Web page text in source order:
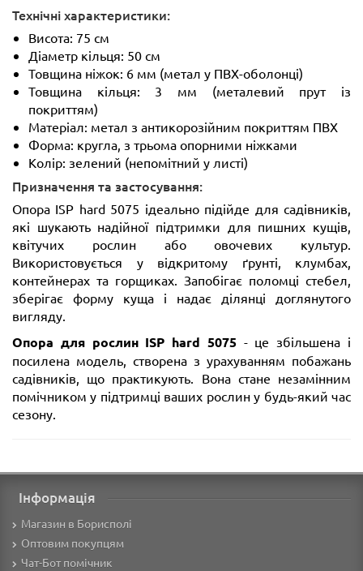
Технічні характеристики:
Висота: 75 см
Діаметр кільця: 50 см
Товщина ніжок: 6 мм (метал у ПВХ-оболонці)
Товщина кільця: 3 мм (металевий прут із
покриттям)
Матеріал: метал з антикорозійним покриттям ПВХ
Форма: кругла, з трьома опорними ніжками
Колір: зелений (непомітний у листі)
Призначення та застосування:
Опора ISP hard 5075 ідеально підійде для садівників,
які шукають надійної підтримки для пишних кущів,
квітучих рослин або овочевих культур.
Використовується у відкритому ґрунті, клумбах,
контейнерах та горщиках. Запобігає поломці стебел,
зберігає форму куща і надає ділянці доглянутого
вигляду.
Опора для рослин ISP hard 5075- це збільшена і
посилена модель, створена з урахуванням побажань
садівників, що практикують. Вона стане незамінним
помічником у підтримці ваших рослин у будь-який час
сезону.
Інформація
Магазин в Борисполі
Оптовим покупцям
Чат-Бот помічник